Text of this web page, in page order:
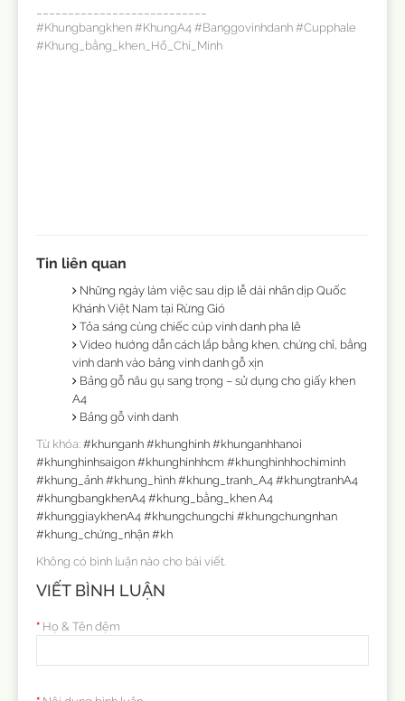
#Khungbangkhen #KhungA4 #Banggovinhdanh #Cupphale
#Khung_bằng_khen_Hồ_Chí_Minh
Tin liên quan
Những ngày làm việc sau dịp lễ dài nhân dịp Quốc
Khánh Việt Nam tại Rừng Gió
Tỏa sáng cùng chiếc cúp vinh danh pha lê
Video hướng dẫn cách lắp bằng khen, chứng chỉ, bằng
vinh danh vào bảng vinh danh gỗ xịn
Bảng gỗ nâu gụ sang trọng – sử dụng cho giấy khen
A4
Bảng gỗ vinh danh
Từ khóa:#khunganh #khunghinh #khunganhhanoi
#khunghinhsaigon #khunghinhhcm #khunghinhhochiminh
#khung_ảnh #khung_hình #khung_tranh_A4 #khungtranhA4
#khungbangkhenA4 #khung_bằng_khen A4
#khunggiaykhenA4 #khungchungchi #khungchungnhan
#khung_chứng_nhận #kh
Không có bình luận nào cho bài viết.
VIẾT BÌNH LUẬN
Họ & Tên đệm